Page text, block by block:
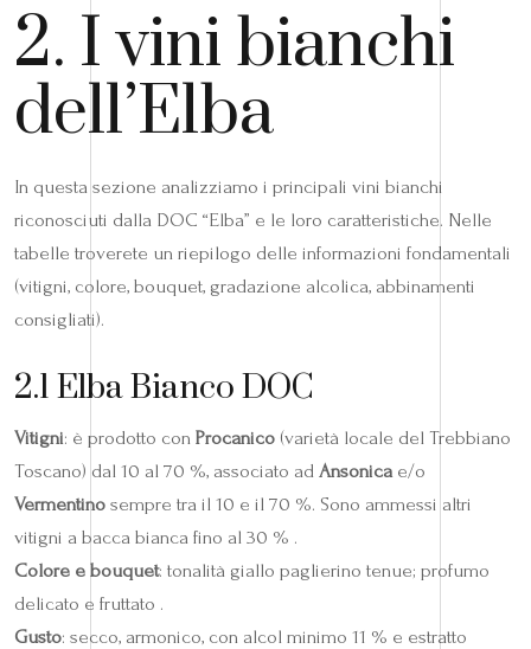
2. I vini bianchi
dell’Elba
In questa sezione analizziamo i principali vini bianchi
riconosciuti dalla DOC “Elba” e le loro caratteristiche. Nelle
tabelle troverete un riepilogo delle informazioni fondamentali
(vitigni, colore, bouquet, gradazione alcolica, abbinamenti
consigliati).
2.1 Elba Bianco DOC
Vitigni: è prodotto con Procanico (varietà locale del Trebbiano
Toscano) dal 10 al 70 %, associato ad Ansonicae/o
Vermentino sempre tra il 10 e il 70 %. Sono ammessi altri
vitigni a bacca bianca fino al 30 % .
Colore e bouquet: tonalità giallo paglierino tenue; profumo
delicato e fruttato .
Gusto: secco, armonico, con alcol minimo 11 % e estratto